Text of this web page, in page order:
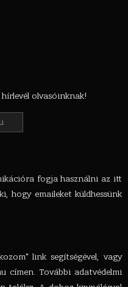
olvasóinknak!
fogja használni az itt
hogy emaileket küldhessünk
link segítségével, vagy
címen. További adatvédelmi